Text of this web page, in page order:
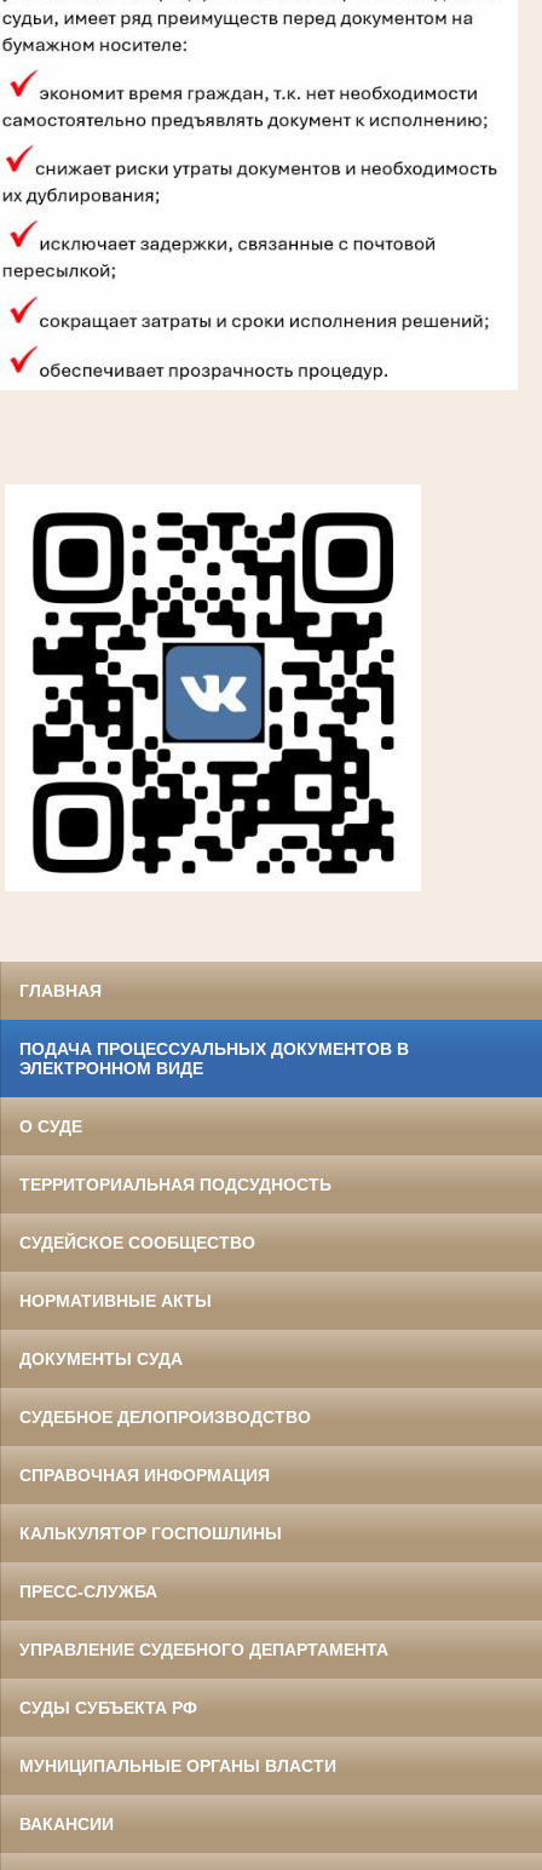
ГЛАВНАЯ
ПОДАЧА ПРОЦЕССУАЛЬНЫХ ДОКУМЕНТОВ В
ЭЛЕКТРОННОМ ВИДЕ
О СУДЕ
ТЕРРИТОРИАЛЬНАЯ ПОДСУДНОСТЬ
СУДЕЙСКОЕ СООБЩЕСТВО
НОРМАТИВНЫЕ АКТЫ
ДОКУМЕНТЫ СУДА
СУДЕБНОЕ ДЕЛОПРОИЗВОДСТВО
СПРАВОЧНАЯ ИНФОРМАЦИЯ
КАЛЬКУЛЯТОР ГОСПОШЛИНЫ
ПРЕСС-СЛУЖБА
УПРАВЛЕНИЕ СУДЕБНОГО ДЕПАРТАМЕНТА
СУДЫ СУБЪЕКТА РФ
МУНИЦИПАЛЬНЫЕ ОРГАНЫ ВЛАСТИ
ВАКАНСИИ